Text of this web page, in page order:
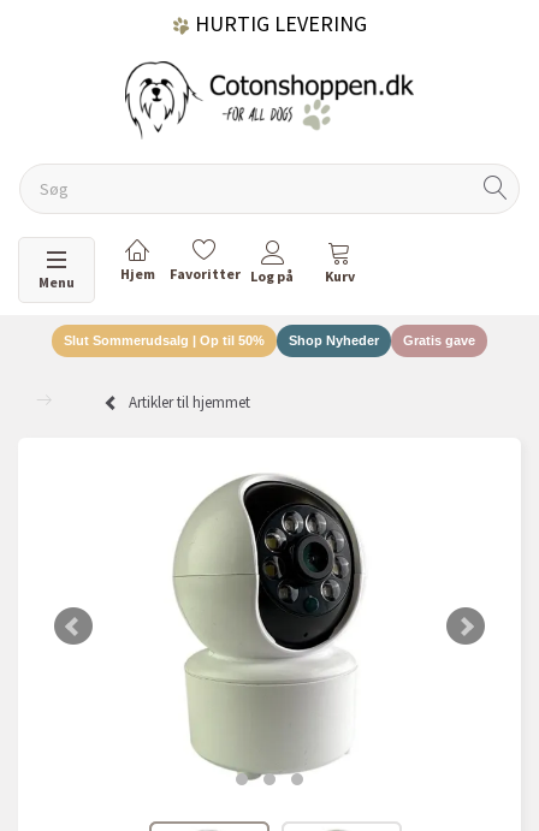
HURTIG LEVERING
60 DAGES RETURRET
Skifte navigation
Menu
Slut Sommerudsalg | Op til 50% Shop Nyheder Gratis gave
Artikler til hjemmet